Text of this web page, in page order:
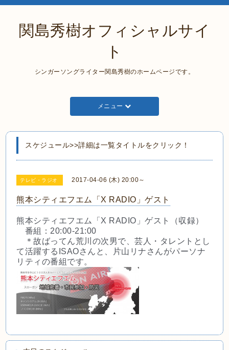
関島秀樹オフィシャルサイ
ト
シンガーソングライター関島秀樹のホームページです。
メニュー
スケジュール>>詳細は一覧タイトルをクリック！
テレビ・ラジオ 2017-04-06 (木) 20:00～
熊本シティエフエム「X RADIO」ゲスト
熊本シティエフエム「X RADIO」ゲスト（収録）
番組：20:00-21:00
＊故ばってん荒川の次男で、芸人・タレントとし
て活躍するISAOさんと、片山リナさんがパーソナ
リティの番組です。